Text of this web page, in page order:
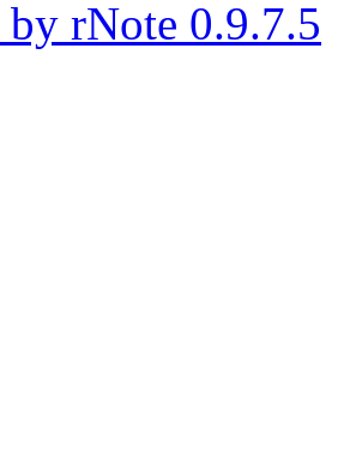
by rNote 0.9.7.5